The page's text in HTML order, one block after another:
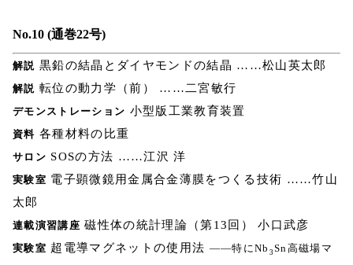
No.10 (通巻22号)
解説 黒鉛の結晶とダイヤモンドの結晶 ……松山英太郎
解説 転位の動力学（前） ……二宮敏行
デモンストレーション 小型版工業教育装置
資料 各種材料の比重
サロン SOSの方法 ……江沢 洋
実験室 電子顕微鏡用金属合金薄膜をつくる技術 ……竹山
太郎
連載演習講座 磁性体の統計理論（第13回） 小口武彦
実験室 超電導マグネットの使用法 ――特にNb 3 Sn高磁場マ